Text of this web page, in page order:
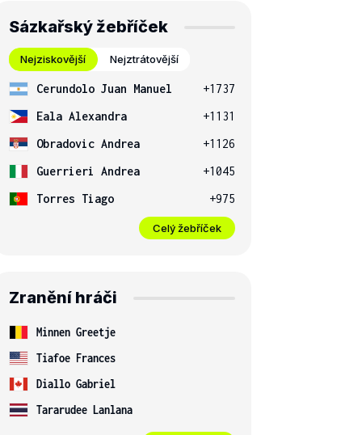
Sázkařský žebříček
Nejziskovější Nejztrátovější
Cerundolo Juan Manuel
+1737
Eala Alexandra
+1131
Obradovic Andrea
+1126
Guerrieri Andrea
+1045
Torres Tiago
+975
Celý žebříček
Zranění hráči
Minnen Greetje
Tiafoe Frances
Diallo Gabriel
Tararudee Lanlana